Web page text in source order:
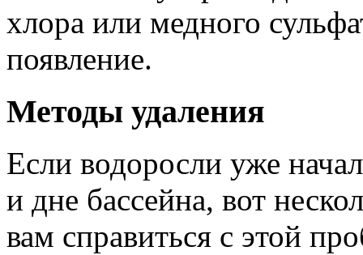
хлора или медного
появление.
Методы удаления
Если водоросли уже
и дне бассейна, вот
вам справиться с этой